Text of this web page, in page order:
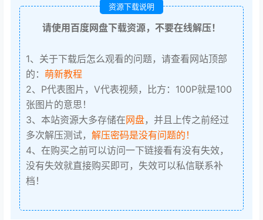
资源下载说明
请使用百度网盘下载资源，不要在线解压！
1、关于下载后怎么观看的问题，请查看网站顶部
的： 萌新教程
2、P代表图片，V代表视频，比方：100P就是100
张图片的意思！
3、本站资源大多存储在网盘，并且上传之前经过
多次解压测试， 解压密码是没有问题的！
4、在购买之前可以访问一下链接看有没有失效，
没有失效就直接购买即可，失效可以私信联系补
档！